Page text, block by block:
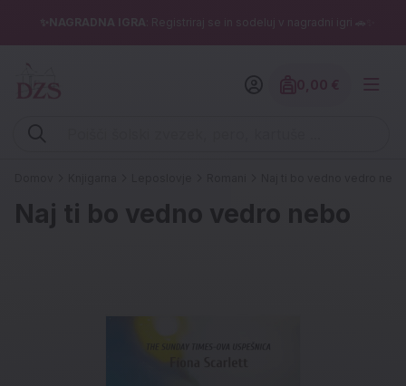
✨NAGRADNA IGRA : Registriraj se in sodeluj v nagradni igri 🚗✨
Vpišite iskalni niz (šolski zvezek, pero, kartuše ...)
Naj ti bo vedno vedro nebo